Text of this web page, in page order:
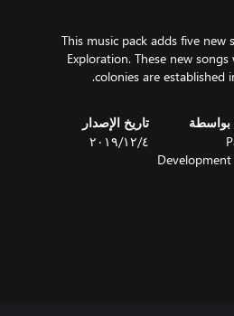
This music pack adds five
Exploration. These new
colonies are established
بواسطة تاريخ الإصدار
٤‏/١٢‏/٢٠١٩